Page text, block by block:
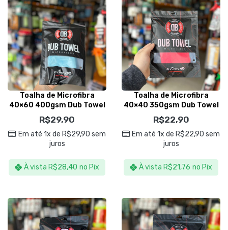
Toalha de Microfibra
40×60 400gsm Dub Towel
Azul – Dub Boyz
R$29,90
Em até 1x de R$29,90 sem
juros
À vista R$28,40 no Pix
Toalha de Microfibra
40×40 350gsm Dub Towel
Vermelha – Dub Boyz
R$22,90
Em até 1x de R$22,90 sem
juros
À vista R$21,76 no Pix